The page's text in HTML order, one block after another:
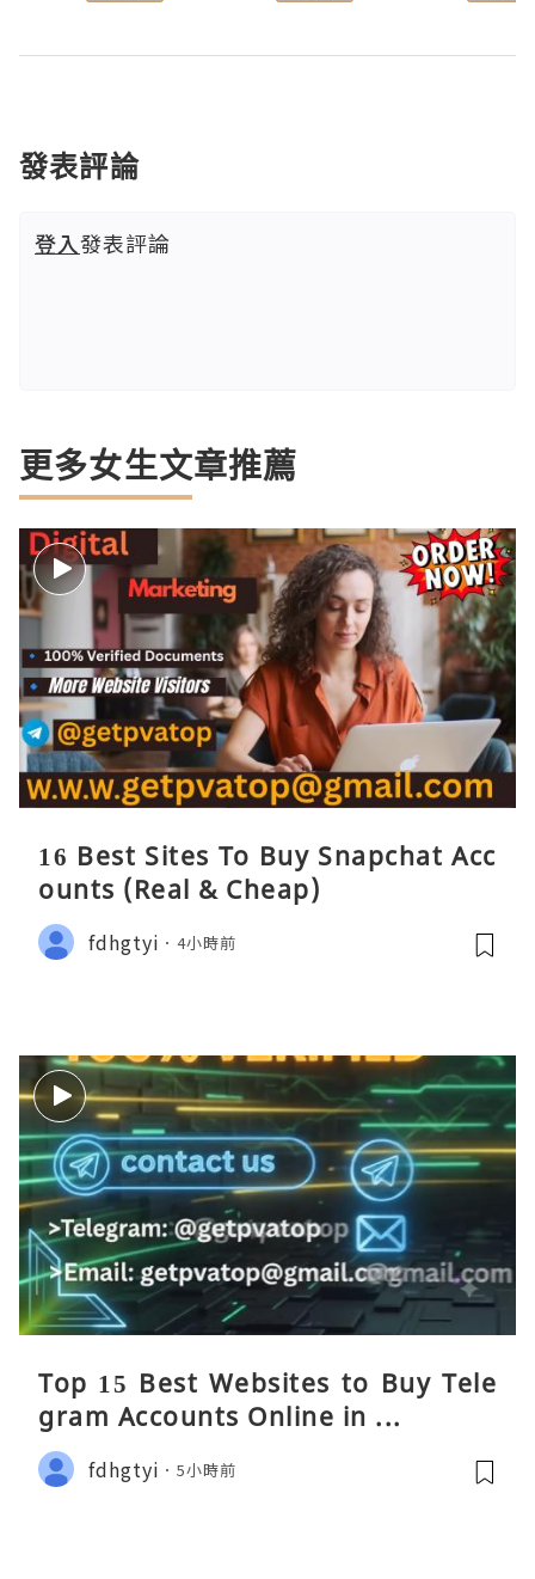
發表評論
登入發表評論
更多女生文章推薦
16 Best Sites To Buy Snapchat Acc
ounts (Real & Cheap)
fdhgtyi 4小時前
Top 15 Best Websites to Buy Tele
gram Accounts Online in ...
fdhgtyi 5小時前